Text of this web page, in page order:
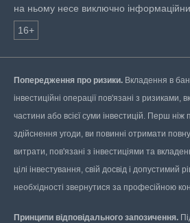
на ньому несе виключно
16+
Попередження про ризики. Вкладення в
інвестиційні операції пов'язані з ризиками,
частини або всієї суми інвестицій. Перш
здійснення угоди, ви повинні отримати
витрати, пов'язані з інвестиціями та
цілі інвестування, свій досвід і допустимий
необхідності звернутися за професійною
Принципи відповідального запозичення.